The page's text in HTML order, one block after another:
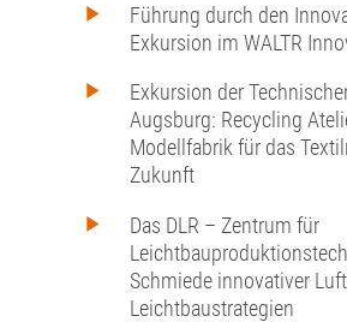
Führung durch den
Exkursion im WALTR
Exkursion der
Augsburg: Recycling
Modellfabrik für das
Zukunft
Das DLR – Zentrum für
Schmiede innovativer
Leichtbaustrategien